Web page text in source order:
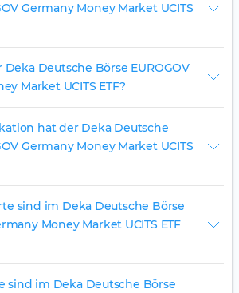
Germany Money Market UCITS
Deutsche Börse EUROGOV
Market UCITS ETF?
hat der Deka Deutsche
Germany Money Market UCITS
sind im Deka Deutsche Börse
Money Market UCITS ETF
sind im Deka Deutsche Börse